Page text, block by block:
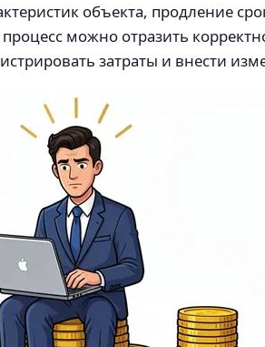
объекта, продление
можно отразить
затраты и внести